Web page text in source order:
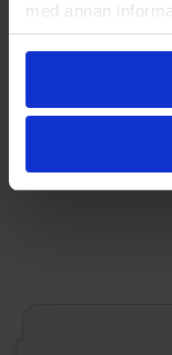
med annan
har samlat in när